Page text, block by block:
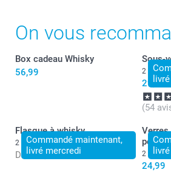
On vous
Box cadeau Whisky
56,99
Sous-
2
29,99
(54
Commandé maintenant,
livré mercredi
Flasque à whisky
2 variantes
Dès 24,99
Verres
2
24,99